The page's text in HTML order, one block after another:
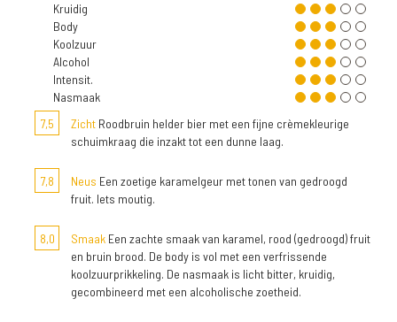
Kruidig
Body
Koolzuur
Alcohol
Intensit.
Nasmaak
7,5
Zicht Roodbruin helder bier met een fijne crèmekleurige
schuimkraag die inzakt tot een dunne laag.
7,8 Neus Een zoetige karamelgeur met tonen van gedroogd
fruit. Iets moutig.
8,0 Smaak Een zachte smaak van karamel, rood (gedroogd) fruit
en bruin brood. De body is vol met een verfrissende
koolzuurprikkeling. De nasmaak is licht bitter, kruidig,
gecombineerd met een alcoholische zoetheid.